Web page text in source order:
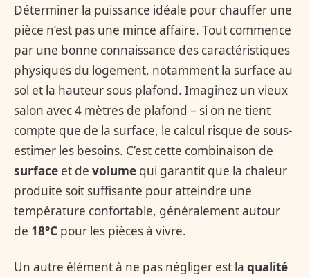
Déterminer la puissance idéale pour chauffer une
pièce n’est pas une mince affaire. Tout commence
par une bonne connaissance des caractéristiques
physiques du logement, notamment la surface au
sol et la hauteur sous plafond. Imaginez un vieux
salon avec 4 mètres de plafond – si on ne tient
compte que de la surface, le calcul risque de sous-
estimer les besoins. C’est cette combinaison de
surface et de volume qui garantit que la chaleur
produite soit suffisante pour atteindre une
température confortable, généralement autour
de 18°C pour les pièces à vivre.
Un autre élément à ne pas négliger est la qualité